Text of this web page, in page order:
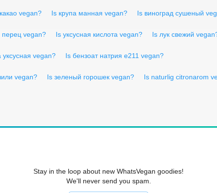
vegan? Is крупа манная vegan? Is виноград сушеный
vegan? Is уксусная кислота vegan? Is лук свежий
уксусная vegan? Is бензоат натрия e211 vegan?
vegan? Is зеленый горошек vegan? Is naturlig citronarom
Stay in the loop about new WhatsVegan goodies!
We'll never send you spam.